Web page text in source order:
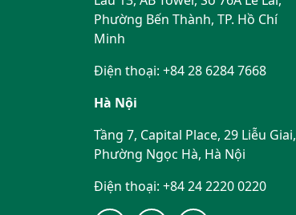
Phường Bến Thành, TP. Hồ Chí
Minh
Điện thoại: +84 28 6284 7668
Hà Nội
Tầng 7, Capital Place, 29 Liễu Giai,
Phường Ngọc Hà, Hà Nội
Điện thoại: +84 24 2220 0220